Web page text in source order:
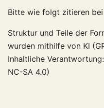
Bitte wie folgt zitieren bei
Struktur und Teile der
wurden mithilfe von KI
Inhaltliche
NC-SA 4.0)